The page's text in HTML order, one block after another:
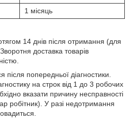
1 місяць
14 днів після отримання (для
доставка товарів
після попередньої діагностики.
на строк від 1 до 3 робочих
вказати причину несправності
робітник). У разі недотримання